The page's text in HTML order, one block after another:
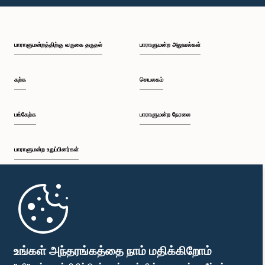
உங்கள் அந்தரங்கத்தை நாம் மதிக்கிறோம்
பி.ப. 2:15 - பி.ப. 2:25
பி.ப. 2:30 - பி.ப. 2:39
பி.ப. 2:48 - பி.ப. 2:57
பாராளுமன்றத்திற்கு வருகை தருதல்
கற்க
பங்கேற்க
பாராளுமன்ற உறுப்பினர்கள்
முதற்பக்கம்
பாராளுமன்ற அலுவல்கள்
செயலகம்
பாராளுமன்ற நேரலை
பாராளுமன்ற கையடக்க செயலி